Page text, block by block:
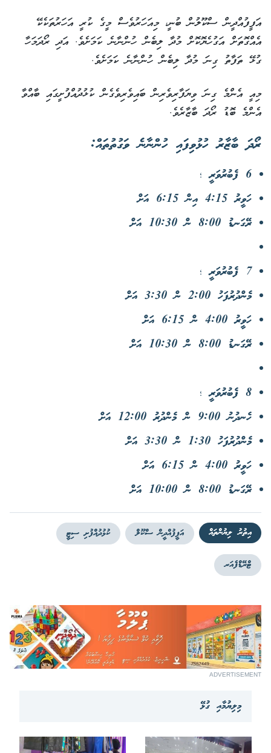
އަފީފުއްދީން ސްކޫލުން ބުނީ، މިއަހަރުވެސް މީގެ ކުރީ އަހަރުތަކެކޭ
އެއްގޮތަށް އަގުހެޔޮކޮށް މުދާ ލިބެން ހުންނާނެ ކަމަށެވެ. އަދި ރޯދަމަހާ
ގުޅޭ ތަފާތު ގިނަ މުދާ ލިބެން ހުންނާނެ ކަމަށެވެ.
މިއީ އެންމެ ގިނަ ވިޔަފާރިވެރިން ބައިވެރިވެގެން ކުޅުދުއްފުށީގައި ބާއްވާ
އެންމެ ބޮޑު ރޯދަ ބާޒާރެވެ.
ރޯދަ ބާޒާރު ހުޅުވިފައި ހުންނާނެ ވަގުތުތައް:
6 ފެބުރުވަރީ ؛
ހަވީރު 4:15 އިން 6:15 އަށް
ރޭގަނޑު 8:00 ން 10:30 އަށް
7 ފެބުރުވަރީ ؛
މެންދުރުފަހު 2:00 ން 3:30 އަށް
ހަވީރު 4:00 ން 6:15 އަށް
ރޭގަނޑު 8:00 ން 10:30 އަށް
8 ފެބުރުވަރީ ؛
ހެނދުނު 9:00 ން މެންދުރު 12:00 އަށް
މެންދުރުފަހު 1:30 ން 3:30 އަށް
ހަވީރު 4:00 ން 6:15 އަށް
ރޭގަނޑު 8:00 ން 10:00 އަށް
އިތުރު ލިޔުންތައް އަފީފުއްދީން ސްކޫލް ކުޅުދުއްފުށި ސިޓީ
ޓްރޭޑްފެއަރ
ADVERTISEMENT
މިލިޔުމާއި ގުޅޭ